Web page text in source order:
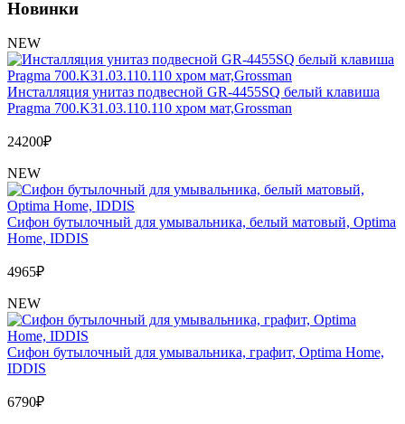
Вакансии
Контакты
Новинки
NEW
Инсталляция унитаз подвесной GR-4455SQ белый клавиша
Pragma 700.K31.03.110.110 хром мат,Grossman
24200₽
NEW
Сифон бутылочный для умывальника, белый матовый, Optima
Home, IDDIS
4965₽
NEW
Сифон бутылочный для умывальника, графит, Optima Home,
IDDIS
6790₽